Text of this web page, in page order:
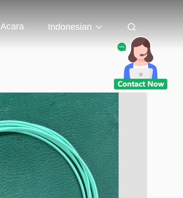
Acara Indonesian